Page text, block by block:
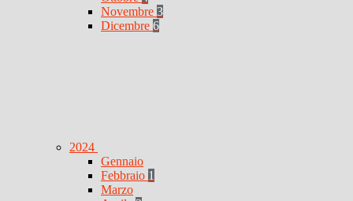
Novembre 3
Dicembre 6
2024
Gennaio
Febbraio 1
Marzo